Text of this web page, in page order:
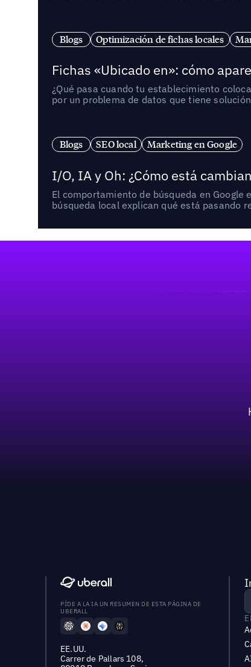
Blogs Optimización de fichas locales
Fichas «Ubicado en»: cómo
¿Qué pasa cuando tu establecimiento
por un problema de datos que tiene
Blogs SEO local Marketing en Google
I/O, IA y Oh: ¿Cómo está
El comportamiento de búsqueda en
búsqueda local explican qué está pasando
PÍDE A LA IA UN RESUMEN DE ESTA PÁGINA DE
UBERALL
EE.UU.
Carrer de Pallars 108,